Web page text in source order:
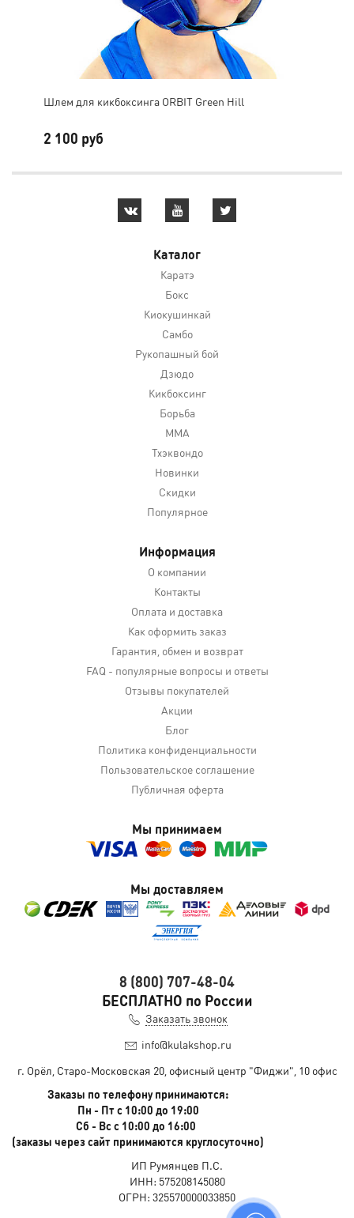
Шлем для кикбоксинга ORBIT Green Hill
2 100 руб
Каталог
Каратэ
Бокс
Киокушинкай
Самбо
Рукопашный бой
Дзюдо
Кикбоксинг
Борьба
MMA
Тхэквондо
Новинки
Скидки
Популярное
Информация
О компании
Контакты
Оплата и доставка
Как оформить заказ
Гарантия, обмен и возврат
FAQ - популярные вопросы и ответы
Отзывы покупателей
Акции
Блог
Политика конфиденциальности
Пользовательское соглашение
Публичная оферта
Мы принимаем
Мы доставляем
8 (800) 707-48-04
БЕСПЛАТНО по России
Заказать звонок
info@kulakshop.ru
г. Орёл, Старо-Московская 20, офисный центр "Фиджи", 10 офис
Заказы по телефону принимаются:
Пн - Пт с 10:00 до 19:00
Сб - Вс с 10:00 до 16:00
(заказы через сайт принимаются круглосуточно)
ИП Румянцев П.С.
ИНН: 575208145080
ОГРН: 325570000033850